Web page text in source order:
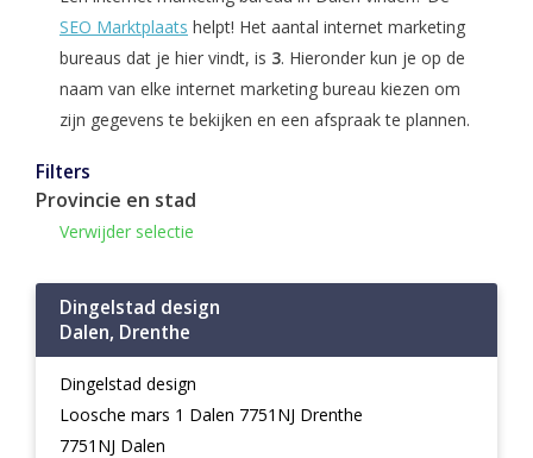
SEO Marktplaats helpt! Het aantal internet marketing
bureaus dat je hier vindt, is 3. Hieronder kun je op de
naam van elke internet marketing bureau kiezen om
zijn gegevens te bekijken en een afspraak te plannen.
Filters
Provincie en stad
Verwijder selectie
Dingelstad design
Dalen, Drenthe
Dingelstad design
Loosche mars 1 Dalen 7751NJ Drenthe
7751NJ Dalen